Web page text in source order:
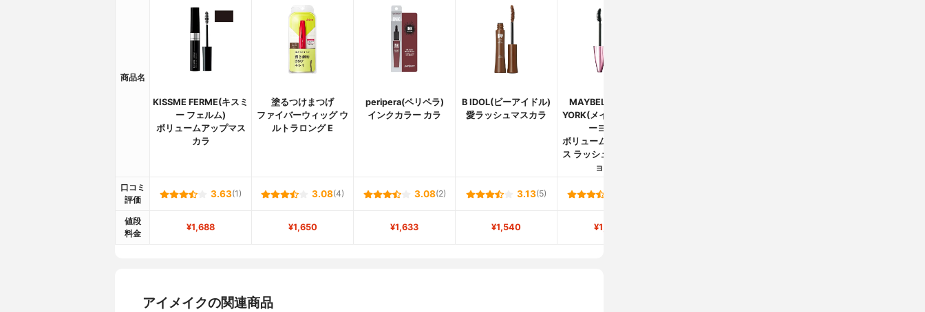
商品名
KISSME FERME(キスミ
ー フェルム)
ボリュームアップマス
カラ
塗るつけまつげ
ファイバーウィッグ ウ
ルトラロング E
peripera(ペリペラ)
インクカラー カラ
B IDOL(ビーアイドル)
愛ラッシュマスカラ
MAYBELLINE NEW
YORK(メイベリン ニュ
ーヨーク)
ボリューム エクスプレ
ス ラッシュセンセーシ
ョナル
口コミ
評価
3.63(1) 3.08(4) 3.08(2) 3.13(5)
値段
料金
¥1,688 ¥1,650 ¥1,633 ¥1,540 ¥1,320
アイメイクの関連商品